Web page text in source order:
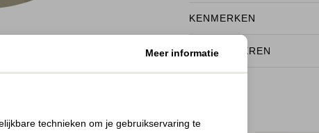
KENMERKEN
RETOURNEREN
Meer informatie
technieken om je gebruikservaring te